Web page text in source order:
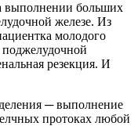
выполнении больших
железе. Из
молодого
поджелудочной
резекция. И
─ выполнение
протоках любой